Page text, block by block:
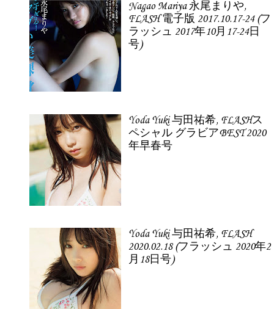
Nagao Mariya 永尾まりや,
FLASH 電子版 2017.10.17-24 (フ
ラッシュ 2017年10月17-24日
号)
Yoda Yuki 与田祐希, FLASHス
ペシャル グラビアBEST 2020
年早春号
Yoda Yuki 与田祐希, FLASH
2020.02.18 (フラッシュ 2020年2
月18日号)